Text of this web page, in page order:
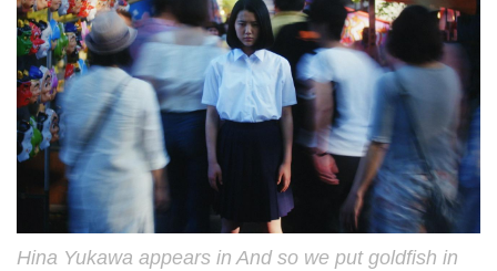
Hina Yukawa appears in And so we put goldfish in